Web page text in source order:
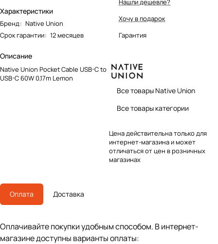
Характеристики
Бренд: Native Union
Срок гарантии: 12 месяцев
Описание
Native Union Pocket Cable USB-C to
USB-C 60W 0,17m Lemon
Нашли дешевле?
Хочу в подарок
Гарантия
Все товары Native Union
Все товары категории
Цена действительна только для
интернет-магазина и может
отличаться от цен в розничных
магазинах
Оплата Доставка
Оплачивайте покупки удобным способом. В интернет-
магазине доступны варианты оплаты: